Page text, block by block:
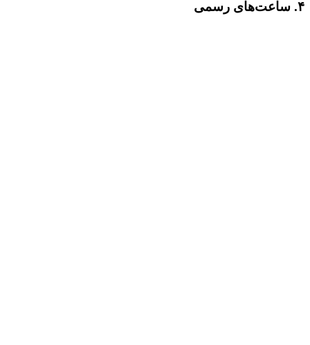
۴. ساعت‌‌های رسمی